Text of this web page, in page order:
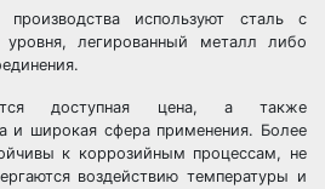
используют сталь с
уровня, легированный металл либо
доступная цена, а также
и широкая сфера применения. Более
к коррозийным процессам, не
воздействию температуры и